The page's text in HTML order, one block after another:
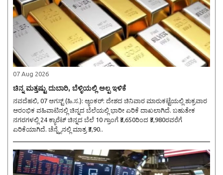
07 Aug 2026
ಚಿನ್ನ ಮತ್ತಷ್ಟು ದುಬಾರಿ, ಬೆಳ್ಳಿಯಲ್ಲಿ ಅಲ್ಪ ಇಳಿಕೆ
ನವದೆಹಲಿ, 07 ಆಗಸ್ಟ್ (ಹಿ.ಸ.): ಆ್ಯಂಕರ್: ದೇಶದ ಚಿನಿವಾರ ಮಾರುಕಟ್ಟೆಯಲ್ಲಿ ಶುಕ್ರವಾರ
ಆರಂಭಿಕ ವಹಿವಾಟಿನಲ್ಲಿ ಚಿನ್ನದ ಬೆಲೆಯಲ್ಲಿ ಭಾರೀ ಏರಿಕೆ ದಾಖಲಾಗಿದೆ. ಬಹುತೇಕ
ನಗರಗಳಲ್ಲಿ 24 ಕ್ಯಾರೆಟ್ ಚಿನ್ನದ ಬೆಲೆ 10 ಗ್ರಾಂಗೆ ₹3,650ರಿಂದ ₹3,980ರವರೆಗೆ
ಏರಿಕೆಯಾಗಿದೆ. ಚೆನ್ನೈನಲ್ಲಿ ಮಾತ್ರ ₹3,90..